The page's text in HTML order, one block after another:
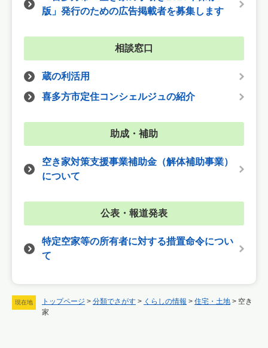
現在地 トップページ > 分類でさがす > くらしの情報 > 住宅・土地 > 空き
家
版」発行のための広告掲載者を募集します
相談窓口
蔵の利活用
喜多方市定住コンシェルジュの紹介
助成・補助
空き家対策支援事業補助金（解体補助事業）
について
公表・報道発表
特定空家等の所有者に対する措置命令につい
て